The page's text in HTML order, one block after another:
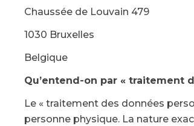
Chaussée de Louvain 479
1030 Bruxelles
Belgique
Qu’entend-on par « traitement
Le « traitement des données
personne physique. La nature